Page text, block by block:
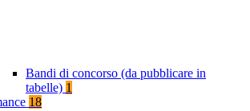
Bandi di concorso (da pubblicare in
tabelle) 1
18